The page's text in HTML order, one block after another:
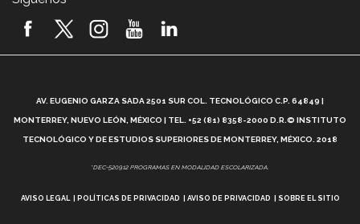
2026! (video)
¿Cómo es el Modelo Educativo Tec? (video)
Vida Tec: Feminismo e Inteligencia Artificial, Paola
AV. EUGENIO GARZA SADA 2501 SUR COL. TECNOLÓGICO C.P. 64849 |
MONTERREY, NUEVO LEÓN, MÉXICO | TEL. +52 (81) 8358-2000 D.R.© INSTITUTO
TECNOLÓGICO Y DE ESTUDIOS SUPERIORES DE MONTERREY, MÉXICO. 2018
*DEC-520912 PROGRAMAS EN MODALIDAD ESCOLARIZADA.
AVISO LEGAL POLÍTICAS DE PRIVACIDAD AVISO DE PRIVACIDAD SOBRE EL SITIO